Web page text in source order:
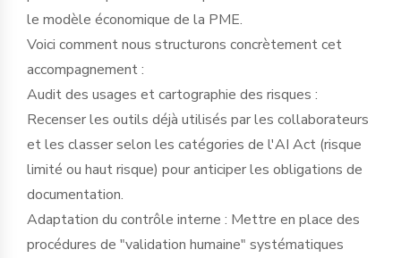
le modèle économique de la PME.
Voici comment nous structurons concrètement cet
accompagnement :
Audit des usages et cartographie des risques :
Recenser les outils déjà utilisés par les collaborateurs
et les classer selon les catégories de l'AI Act (risque
limité ou haut risque) pour anticiper les obligations de
documentation.
Adaptation du contrôle interne : Mettre en place des
procédures de "validation humaine" systématiques